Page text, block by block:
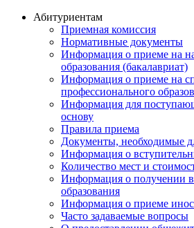
Абитуриентам
Приемная комиссия
Нормативные документы
Информация о приеме на
образования (бакалавриат)
Информация о приеме на
профессионального
Информация для
основу
Правила приема
Документы, необходимые
Информация о
Количество мест и
Информация о получении
образования
Информация о приеме
Часто задаваемые вопросы